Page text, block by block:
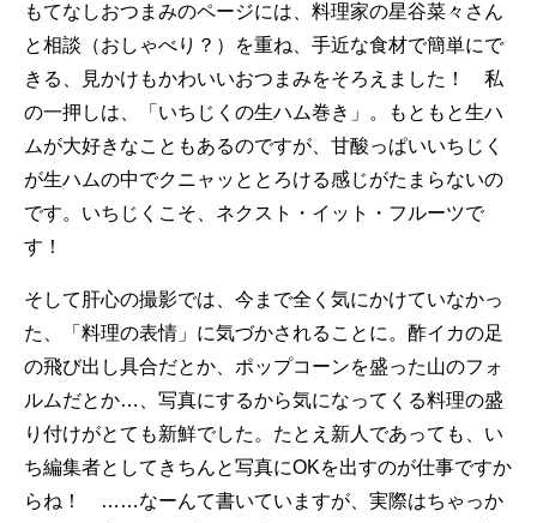
もてなしおつまみのページには、料理家の星谷菜々さん
と相談（おしゃべり？）を重ね、手近な食材で簡単にで
きる、見かけもかわいいおつまみをそろえました！ 私
の一押しは、「いちじくの生ハム巻き」。もともと生ハ
ムが大好きなこともあるのですが、甘酸っぱいいちじく
が生ハムの中でクニャッととろける感じがたまらないの
です。いちじくこそ、ネクスト・イット・フルーツで
す！
そして肝心の撮影では、今まで全く気にかけていなかっ
た、「料理の表情」に気づかされることに。酢イカの足
の飛び出し具合だとか、ポップコーンを盛った山のフォ
ルムだとか…、写真にするから気になってくる料理の盛
り付けがとても新鮮でした。たとえ新人であっても、い
ち編集者としてきちんと写真にOKを出すのが仕事ですか
らね！ ……なーんて書いていますが、実際はちゃっか